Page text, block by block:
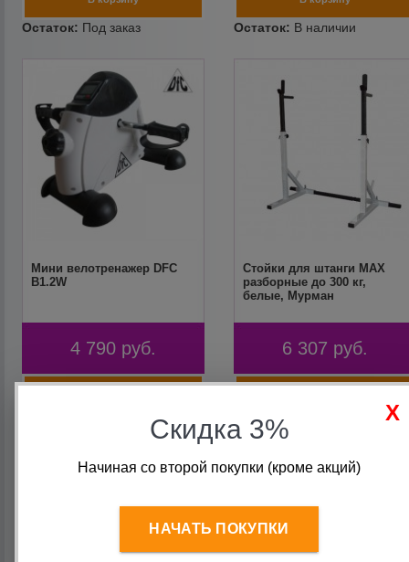
Мини велотренажер DFC
B1.2W
4 790 руб.
Стойки для штанги MAX
разборные до 300 кг,
белые, Мурман
6 307 руб.
Скидка 3%
Начиная со второй покупки (кроме акций)
НАЧАТЬ ПОКУПКИ